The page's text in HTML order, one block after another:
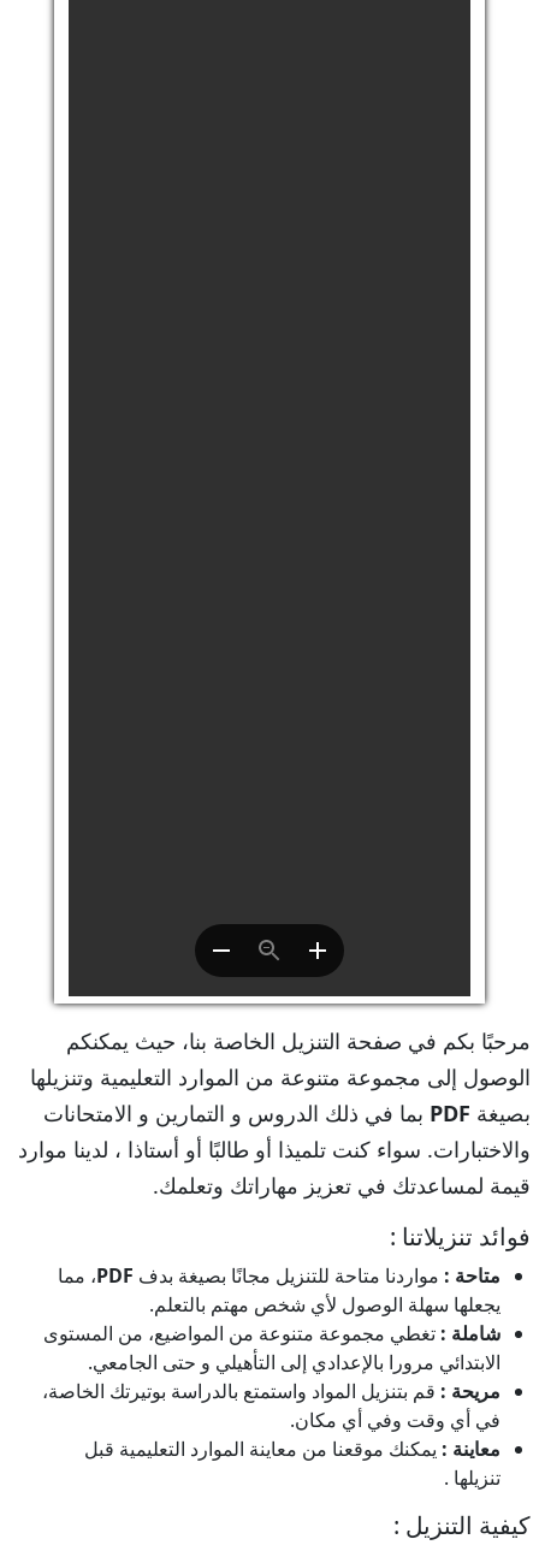
مرحبًا بكم في صفحة التنزيل الخاصة بنا، حيث يمكنكم
الوصول إلى مجموعة متنوعة من الموارد التعليمية وتنزيلها
بصيغة PDF بما في ذلك الدروس و التمارين و الامتحانات
والاختبارات. سواء كنت تلميذا أو طالبًا أو أستاذا ، لدينا موارد
قيمة لمساعدتك في تعزيز مهاراتك وتعلمك.
فوائد تنزيلاتنا :
متاحة : مواردنا متاحة للتنزيل مجانًا بصيغة بدف PDF، مما
يجعلها سهلة الوصول لأي شخص مهتم بالتعلم.
شاملة : تغطي مجموعة متنوعة من المواضيع، من المستوى
الابتدائي مرورا بالإعدادي إلى التأهيلي و حتى الجامعي.
مريحة : قم بتنزيل المواد واستمتع بالدراسة بوتيرتك الخاصة،
في أي وقت وفي أي مكان.
معاينة : يمكنك موقعنا من معاينة الموارد التعليمية قبل
تنزيلها .
كيفية التنزيل :